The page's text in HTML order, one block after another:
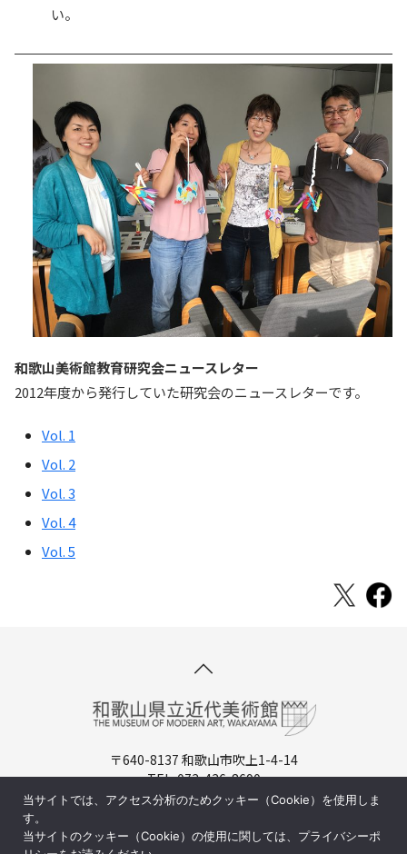
い。
和歌山美術館教育研究会ニュースレター
2012年度から発行していた研究会のニュースレターです。
Vol. 1
Vol. 2
Vol. 3
Vol. 4
Vol. 5
〒640-8137 和歌山市吹上1-4-14
TEL. 073-436-8690
開館時間：9:30-17:00（入場は16:30まで）
周辺マップ／交通アクセス
当サイトでは、アクセス分析のためクッキー（Cookie）を使用しま
す。
当サイトのクッキー（Cookie）の使用に関しては、プライバシーポ